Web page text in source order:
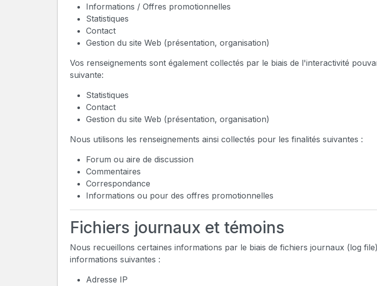
Informations / Offres promotionnelles
Statistiques
Contact
Gestion du site Web (présentation, organisation)
Vos renseignements sont également collectés par le biais de l'interactivité
suivante:
Statistiques
Contact
Gestion du site Web (présentation, organisation)
Nous utilisons les renseignements ainsi collectés pour les finalités suivantes :
Forum ou aire de discussion
Commentaires
Correspondance
Informations ou pour des offres promotionnelles
Fichiers journaux et témoins
Nous recueillons certaines informations par le biais de fichiers journaux (log
informations suivantes :
Adresse IP